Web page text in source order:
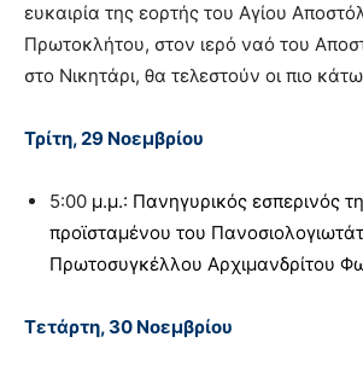
ευκαιρία της εορτής του Αγίου
Πρωτοκλήτου, στον ιερό ναό του
στο Νικητάρι, θα τελεστούν οι πιο
Τρίτη,29 Νοεμβρίου
5:00 μ.μ.: Πανηγυρικός εσπερινός
προϊσταμένου του
Πρωτοσυγκέλλου Αρχιμανδρίτου
Τετάρτη, 30 Νοεμβρίου